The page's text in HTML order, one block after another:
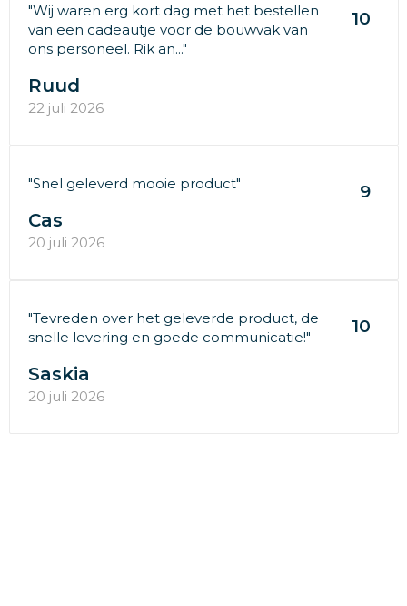
"Wij waren erg kort dag met het bestellen
van een cadeautje voor de bouwvak van
ons personeel. Rik an..."
10
Ruud
22 juli 2026
"Snel geleverd mooie product" 9
Cas
20 juli 2026
"Tevreden over het geleverde product, de
snelle levering en goede communicatie!"
10
Saskia
20 juli 2026